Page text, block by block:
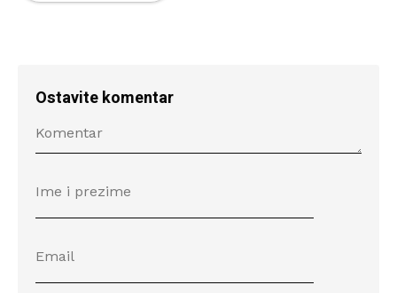
Ostavite komentar